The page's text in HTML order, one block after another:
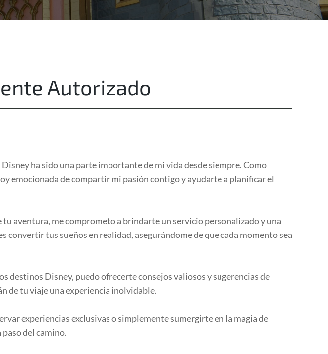
Autorizado
ha sido una parte importante de mi vida desde siempre. Como
emocionada de compartir mi pasión contigo y ayudarte a planificar el
aventura, me comprometo a brindarte un servicio personalizado y una
convertir tus sueños en realidad, asegurándome de que cada momento sea
destinos Disney, puedo ofrecerte consejos valiosos y sugerencias de
de tu viaje una experiencia inolvidable.
experiencias exclusivas o simplemente sumergirte en la magia de
del camino.